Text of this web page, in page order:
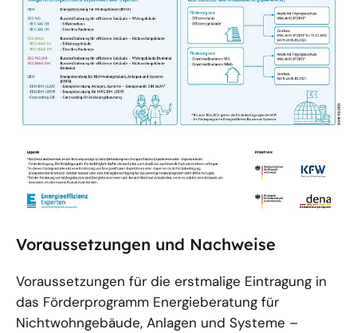
Bild
einer
vergrößerten
Darstellung
Voraussetzungen und Nachweise
Voraussetzungen für die erstmalige Eintragung in
das Förderprogramm Energieberatung für
Nichtwohngebäude, Anlagen und Systeme –